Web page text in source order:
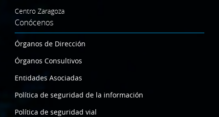
Centro Zaragoza
Conócenos
Órganos de Dirección
Órganos Consultivos
Entidades Asociadas
Política de seguridad de la información
Política de seguridad vial